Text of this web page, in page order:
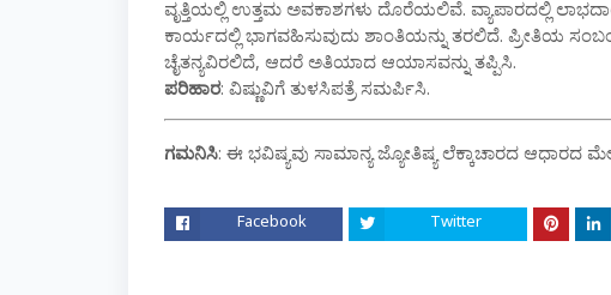
ವೃತ್ತಿಯಲ್ಲಿ ಉತ್ತಮ ಅವಕಾಶಗಳು ದೊರೆಯಲಿವೆ. ವ್ಯಾಪಾರದಲ್ಲಿ
ಕಾರ್ಯದಲ್ಲಿ ಭಾಗವಹಿಸುವುದು ಶಾಂತಿಯನ್ನು ತರಲಿದೆ. ಪ್ರೀತಿಯ
ಚೈತನ್ಯವಿರಲಿದೆ, ಆದರೆ ಅತಿಯಾದ ಆಯಾಸವನ್ನು ತಪ್ಪಿಸಿ.
ಪರಿಹಾರ: ವಿಷ್ಣುವಿಗೆ ತುಳಸಿಪತ್ರೆ ಸಮರ್ಪಿಸಿ.
ಗಮನಿಸಿ: ಈ ಭವಿಷ್ಯವು ಸಾಮಾನ್ಯ ಜ್ಯೋತಿಷ್ಯ ಲೆಕ್ಕಾಚಾರದ ಆಧಾರದ
Facebook Twitter